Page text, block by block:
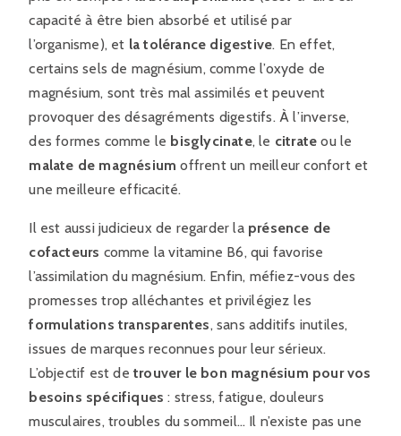
capacité à être bien absorbé et utilisé par
l’organisme), et la tolérance digestive. En effet,
certains sels de magnésium, comme l’oxyde de
magnésium, sont très mal assimilés et peuvent
provoquer des désagréments digestifs. À l’inverse,
des formes comme le bisglycinate, le citrate ou le
malate de magnésium offrent un meilleur confort et
une meilleure efficacité.
Il est aussi judicieux de regarder la présence de
cofacteurs comme la vitamine B6, qui favorise
l’assimilation du magnésium. Enfin, méfiez-vous des
promesses trop alléchantes et privilégiez les
formulations transparentes, sans additifs inutiles,
issues de marques reconnues pour leur sérieux.
L’objectif est detrouver le bon magnésium pour vos
besoins spécifiques : stress, fatigue, douleurs
musculaires, troubles du sommeil… Il n’existe pas une